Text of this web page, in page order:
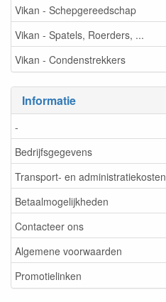
Vikan - Schepgereedschap
Vikan - Spatels, Roerders, ...
Vikan - Condenstrekkers
Informatie
-
Bedrijfsgegevens
Transport- en administratiekosten
Betaalmogelijkheden
Contacteer ons
Algemene voorwaarden
Promotielinken